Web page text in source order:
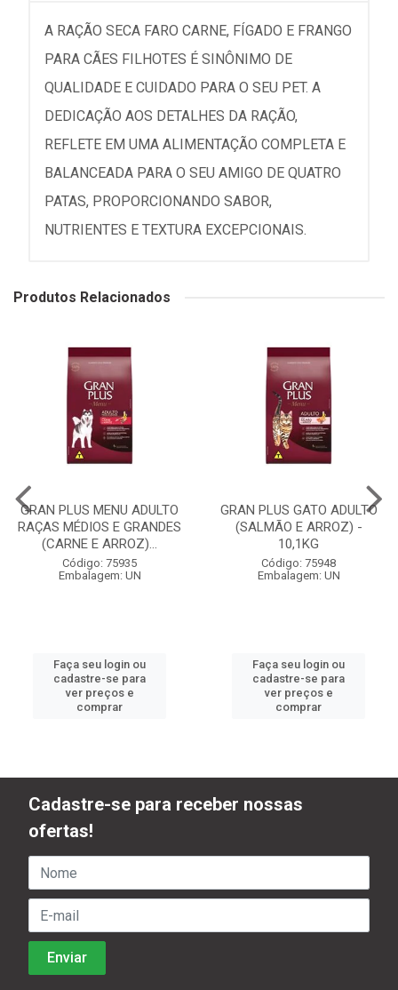
A RAÇÃO SECA FARO CARNE, FÍGADO E FRANGO
PARA CÃES FILHOTES É SINÔNIMO DE
QUALIDADE E CUIDADO PARA O SEU PET. A
DEDICAÇÃO AOS DETALHES DA RAÇÃO,
REFLETE EM UMA ALIMENTAÇÃO COMPLETA E
BALANCEADA PARA O SEU AMIGO DE QUATRO
PATAS, PROPORCIONANDO SABOR,
NUTRIENTES E TEXTURA EXCEPCIONAIS.
Produtos Relacionados
GRAN PLUS MENU ADULTO
RAÇAS MÉDIOS E GRANDES
(CARNE E ARROZ)...
Código: 75935
Embalagem: UN
Faça seu login ou
cadastre-se para
ver preços e
comprar
GRAN PLUS GATO ADULTO
(SALMÃO E ARROZ) -
10,1KG
Código: 75948
Embalagem: UN
Faça seu login ou
cadastre-se para
ver preços e
comprar
Cadastre-se para receber nossas
ofertas!